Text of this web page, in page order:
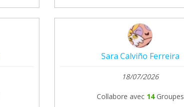
Sara Calviño Ferreira
18/07/2026
Collabore avec 14 Groupes